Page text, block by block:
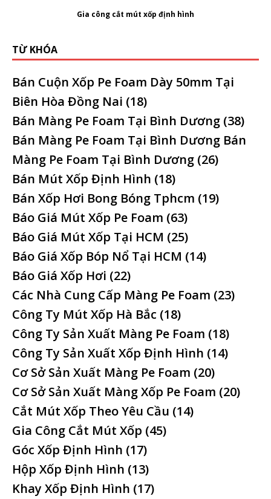
Gia công cắt mút xốp định hình
TỪ KHÓA
Bán Cuộn Xốp Pe Foam Dày 50mm Tại
Biên Hòa Đồng Nai (18)
Bán Màng Pe Foam Tại Bình Dương (38)
Bán Màng Pe Foam Tại Bình Dương Bán
Màng Pe Foam Tại Bình Dương (26)
Bán Mút Xốp Định Hình (18)
Bán Xốp Hơi Bong Bóng Tphcm (19)
Báo Giá Mút Xốp Pe Foam (63)
Báo Giá Mút Xốp Tại HCM (25)
Báo Giá Xốp Bóp Nổ Tại HCM (14)
Báo Giá Xốp Hơi (22)
Các Nhà Cung Cấp Màng Pe Foam (23)
Công Ty Mút Xốp Hà Bắc (18)
Công Ty Sản Xuất Màng Pe Foam (18)
Công Ty Sản Xuất Xốp Định Hình (14)
Cơ Sở Sản Xuất Màng Pe Foam (20)
Cơ Sở Sản Xuất Màng Xốp Pe Foam (20)
Cắt Mút Xốp Theo Yêu Cầu (14)
Gia Công Cắt Mút Xốp (45)
Góc Xốp Định Hình (17)
Hộp Xốp Định Hình (13)
Khay Xốp Định Hình (17)